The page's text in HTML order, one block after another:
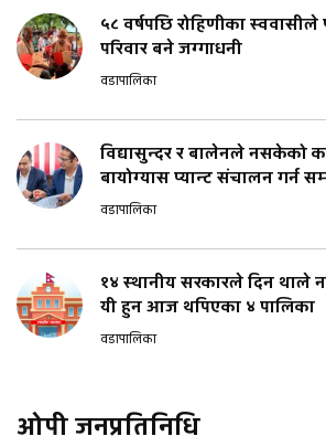
५८ वर्षपछि रोहिणीका
परिवार बने जग्गाधनी
वडापालिका
विद्यासुन्दर र बालेनले नसकेको
बायोग्यास प्यान्ट संचालन गर्न
वडापालिका
१४ स्थानीय सरकारले दिन थाले
यी हुन आज थपिएका ४ पालिका
वडापालिका
ओपी जनप्रतिनिधि